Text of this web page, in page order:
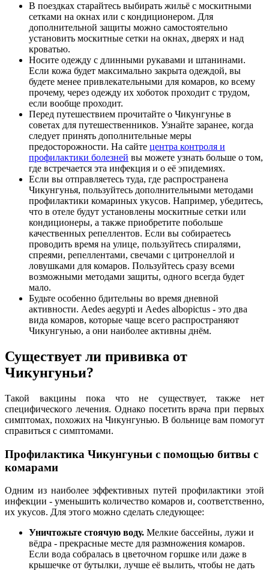
В поездках старайтесь выбирать жильё с москитными
сетками на окнах или с кондиционером. Для
дополнительной защиты можно самостоятельно
установить москитные сетки на окнах, дверях и над
кроватью.
Носите одежду с длинными рукавами и штанинами.
Если кожа будет максимально закрыта одеждой, вы
будете менее привлекательными для комаров, ко всему
прочему, через одежду их хоботок проходит с трудом,
если вообще проходит.
Перед путешествием прочитайте о Чикунгунье в
советах для путешественников. Узнайте заранее, когда
следует принять дополнительные меры
предосторожности. На сайте центра контроля и
профилактики болезней вы можете узнать больше о том,
где встречается эта инфекция и о её эпидемиях.
Если вы отправляетесь туда, где распространена
Чикунгунья, пользуйтесь дополнительными методами
профилактики комариных укусов. Например, убедитесь,
что в отеле будут установлены москитные сетки или
кондиционеры, а также приобретите побольше
качественных репеллентов. Если вы собираетесь
проводить время на улице, пользуйтесь спиралями,
спреями, репеллентами, свечами с цитронеллой и
ловушками для комаров. Пользуйтесь сразу всеми
возможными методами защиты, одного всегда будет
мало.
Будьте особенно бдительны во время дневной
активности. Aedes aegypti и Aedes albopictus - это два
вида комаров, которые чаще всего распространяют
Чикунгунью, а они наиболее активны днём.
Существует ли прививка от
Чикунгуньи?
Такой вакцины пока что не существует, также нет
специфического лечения. Однако посетить врача при первых
симптомах, похожих на Чикунгунью. В больнице вам помогут
справиться с симптомами.
Профилактика Чикунгуньи с помощью битвы с
комарами
Одним из наиболее эффективных путей профилактики этой
инфекции - уменьшить количество комаров и, соответственно,
их укусов. Для этого можно сделать следующее:
Уничтожьте стоячую воду. Мелкие бассейны, лужи и
вёдра - прекрасные месте для размножения комаров.
Если вода собралась в цветочном горшке или даже в
крышечке от бутылки, лучше её вылить, чтобы не дать